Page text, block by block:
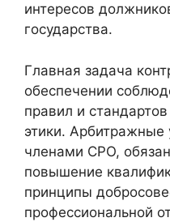
интересов
государства.
Главная задача
обеспечении
правил и
этики.
членами СРО,
повышение
принципы
профессиональной